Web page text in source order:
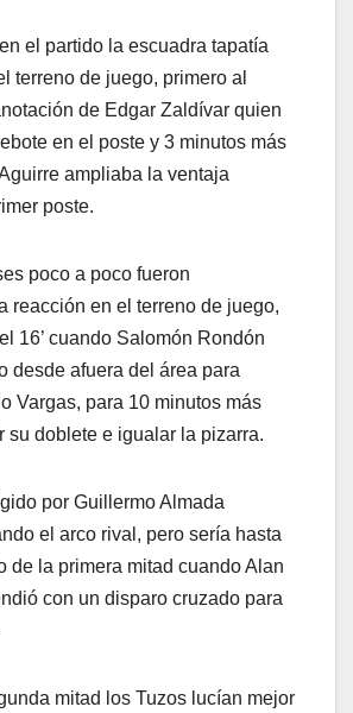
el partido la escuadra tapatía
terreno de juego, primero al
de Edgar Zaldívar quien
en el poste y 3 minutos más
ampliaba la ventaja
poste.
poco a poco fueron
reacción en el terreno de juego,
16’ cuando Salomón Rondón
desde afuera del área para
Vargas, para 10 minutos más
su doblete e igualar la pizarra.
por Guillermo Almada
el arco rival, pero sería hasta
de la primera mitad cuando Alan
con un disparo cruzado para
mitad los Tuzos lucían mejor